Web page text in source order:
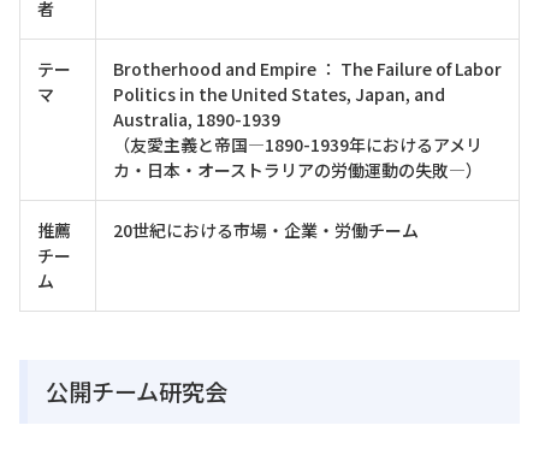
者
テー
マ
Brotherhood and Empire ： The Failure of Labor
Politics in the United States, Japan, and
Australia, 1890-1939
（友愛主義と帝国―1890-1939年におけるアメリ
カ・日本・オーストラリアの労働運動の失敗―）
推薦
チー
ム
20世紀における市場・企業・労働チーム
公開チーム研究会